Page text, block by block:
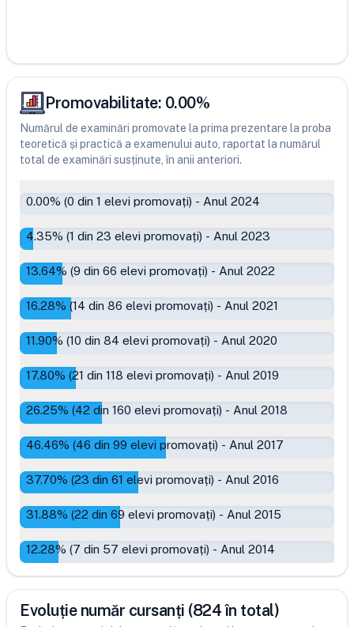
Promovabilitate: 0.00%
Numărul de examinări promovate la prima prezentare la proba
teoretică și practică a examenului auto, raportat la numărul
total de examinări susținute, în anii anteriori.
0.00% (0 din 1 elevi promovați) - Anul 2024
4.35% (1 din 23 elevi promovați) - Anul 2023
13.64% (9 din 66 elevi promovați) - Anul 2022
16.28% (14 din 86 elevi promovați) - Anul 2021
11.90% (10 din 84 elevi promovați) - Anul 2020
17.80% (21 din 118 elevi promovați) - Anul 2019
26.25% (42 din 160 elevi promovați) - Anul 2018
46.46% (46 din 99 elevi promovați) - Anul 2017
37.70% (23 din 61 elevi promovați) - Anul 2016
31.88% (22 din 69 elevi promovați) - Anul 2015
12.28% (7 din 57 elevi promovați) - Anul 2014
Evoluție număr cursanți (824 în total)